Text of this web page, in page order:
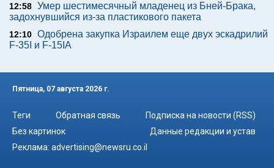
12:58 Умер шестимесячный младенец из Бней-Брака,
задохнувшийся из-за пластикового пакета
12:10 Одобрена закупка Израилем еще двух эскадрилий
F-35I и F-15IA
Пятница, 07 августа 2026 г.
Теги Обратная связь
Подписка на новости (RSS)
Без картинок
Данные редакции и устав
Реклама: advertising@newsru.co.il